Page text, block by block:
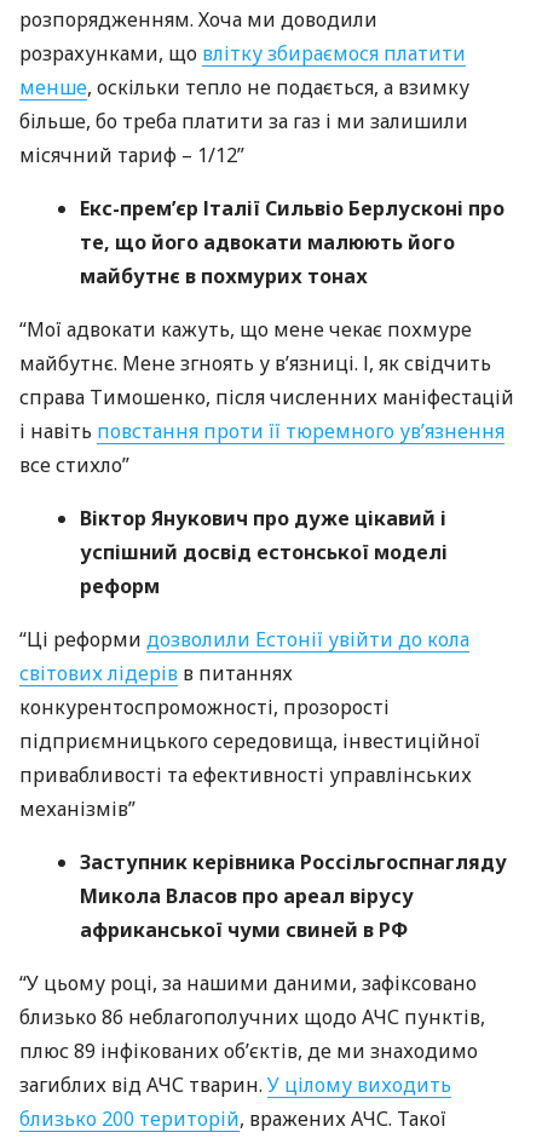
розпорядженням. Хоча ми доводили
розрахунками, що влітку збираємося платити
менше, оскільки тепло не подається, а взимку
більше, бо треба платити за газ і ми залишили
місячний тариф – 1/12”
Екс-прем’єр Італії Сильвіо Берлусконі про
те, що його адвокати малюють його
майбутнє в похмурих тонах
“Мої адвокати кажуть, що мене чекає похмуре
майбутнє. Мене згноять у в’язниці. І, як свідчить
справа Тимошенко, після численних маніфестацій
і навіть повстання проти її тюремного ув’язнення
все стихло”
Віктор Янукович про дуже цікавий і
успішний досвід естонської моделі
реформ
“Ці реформи дозволили Естонії увійти до кола
світових лідерів в питаннях
конкурентоспроможності, прозорості
підприємницького середовища, інвестиційної
привабливості та ефективності управлінських
механізмів”
Заступник керівника Россільгоспнагляду
Микола Власов про ареал вірусу
африканської чуми свиней в РФ
“У цьому році, за нашими даними, зафіксовано
близько 86 неблагополучних щодоАЧС пунктів,
плюс 89 інфікованих об’єктів, де ми знаходимо
загиблих відАЧС тварин. У цілому виходить
близько 200 територій, враженихАЧС. Такої